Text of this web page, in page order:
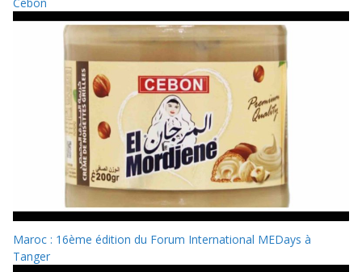
Maroc : 16ème édition du Forum International MEDays à
Tanger